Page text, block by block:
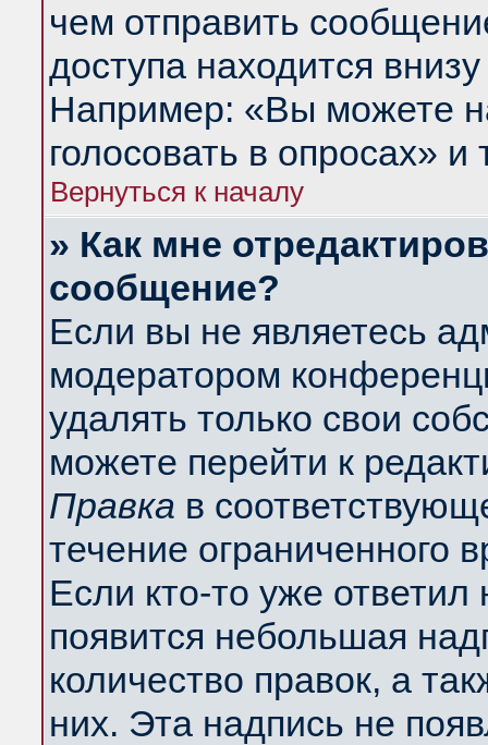
чем отправить
доступа находится
Например: «Вы можете
голосовать в опросах» и
Вернуться к началу
» Как мне
сообщение?
Если вы не являетесь
модератором
удалять только свои
можете перейти к
Правка в
течение ограниченного
Если кто-то уже
появится небольшая
количество правок, а
них. Эта надпись не